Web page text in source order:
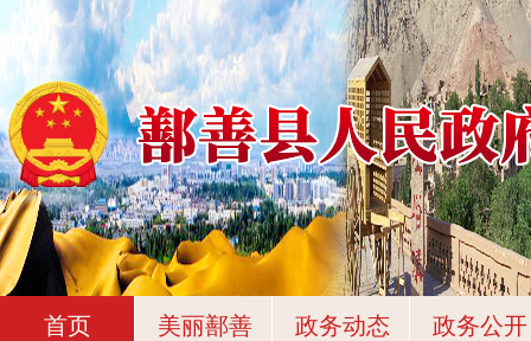
首页 美丽鄯善 政务动态 政务公开